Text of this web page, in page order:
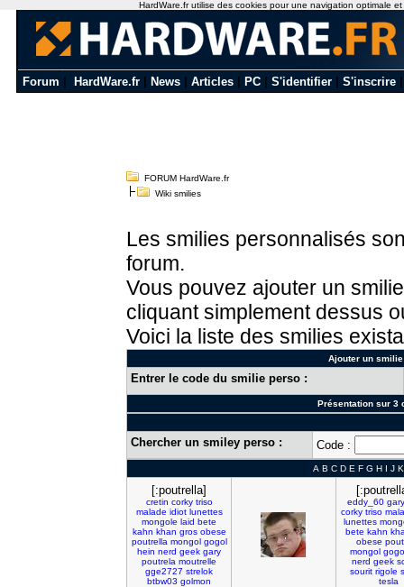
Forum HardWare.fr News Articles PC S'identifier S'inscrire
FORUM HardWare.fr
Wiki smilies
Les smilies personnalisés
forum.
Vous pouvez ajouter un
cliquant simplement dessus
Voici la liste des smilies
Ajouter un
Entrer le code du smilie perso :
Présentation sur 3
Chercher un smiley perso : Code :
A B C D E F G H I J K
[:poutrella]
cretin corky triso
malade idiot lunettes
mongole laid bete
kahn khan gros obese
poutrella mongol gogol
hein nerd geek gary
poutrela moutrelle
gge2727 strelok
btbw03 golmon
eddy_60 gary
corky triso
lunettes
bete kahn
obese
mongol
nerd geek
sourit rigole
tesla
HardWare.fr utilise des cookies pour une navigation optimale